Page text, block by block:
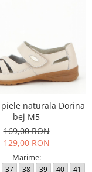
naturala Dorina
bej M5
169,00 RON
129,00 RON
Marime:
37 38 39 40
41